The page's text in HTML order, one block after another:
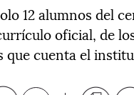
12 alumnos del
oficial, de
que cuenta el